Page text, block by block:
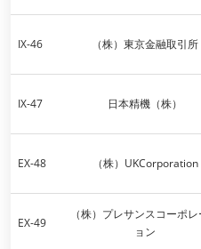
IX-46 （株）東京金融取引所
IX-47 日本精機（株）
EX-48 （株）UKCorporation
EX-49
（株）プレサンスコーポ
ョン